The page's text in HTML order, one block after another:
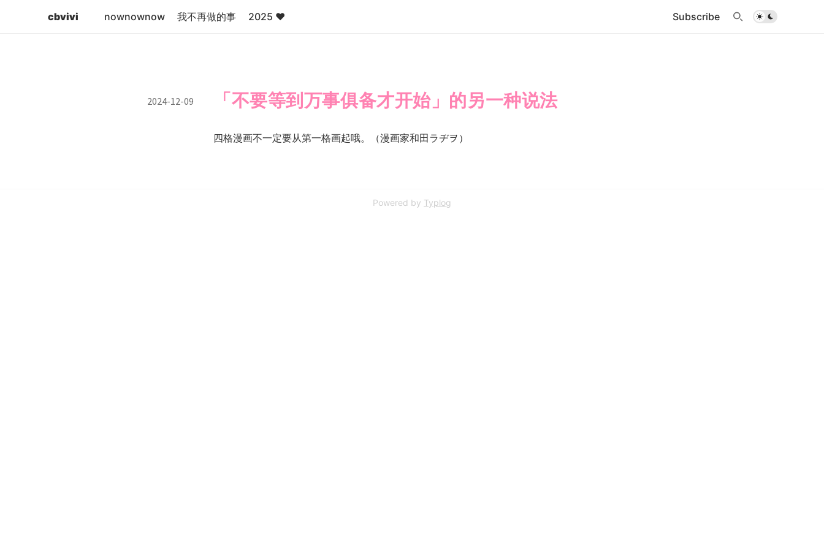
cbvivi nownownow 我不再做的事 2025 ❤️ Subscribe
「不要等到万事俱备才开始」的另一种说法
四格漫画不一定要从第一格画起哦。（漫画家和田ラヂヲ）
2024-12-09
Powered by Typlog